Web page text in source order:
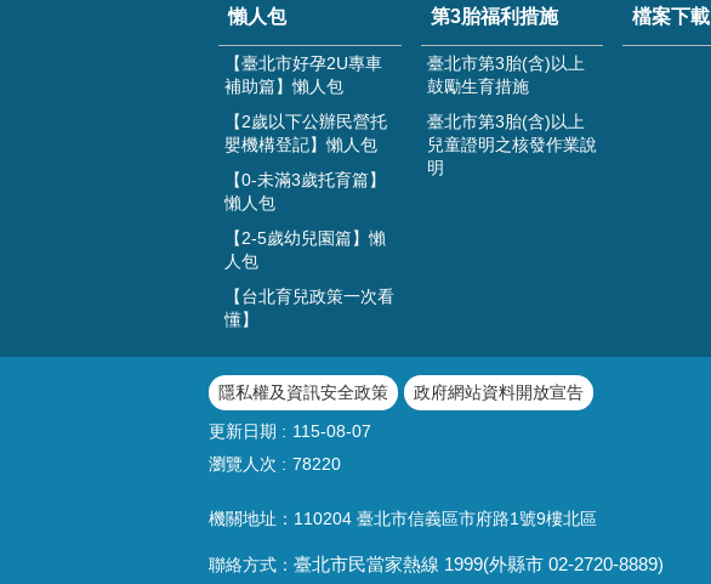
懶人包
【臺北市好孕2U專車
補助篇】懶人包
【2歲以下公辦民營托
嬰機構登記】懶人包
【0-未滿3歲托育篇】
懶人包
【2-5歲幼兒園篇】懶
人包
【台北育兒政策一次看
懂】
第3胎福利措施
臺北市第3胎(含)以上
鼓勵生育措施
臺北市第3胎(含)以上
兒童證明之核發作業說
明
檔案下載
隱私權及資訊安全政策
政府網站資料開放宣告
更新日期
115-08-07
瀏覽人次
78220
機關地址：110204 臺北市信義區市府路1號9樓北區
聯絡方式： 臺北市民當家熱線 1999(外縣市 02-2720-8889)